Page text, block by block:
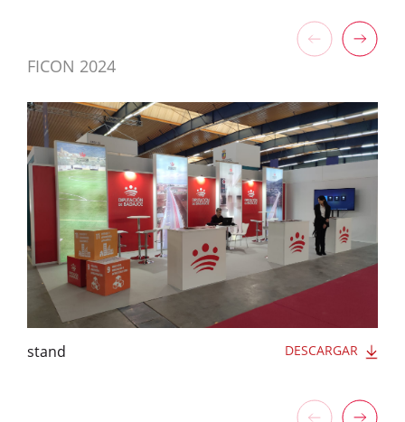
FICON 2024
stand DESCARGAR